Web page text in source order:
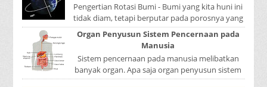
Pengertian Rotasi Bumi - Bumi yang kita huni ini
tidak diam, tetapi berputar pada porosnya yang
disebut rotasi bumi. Waktu yang diperlukan...
Organ Penyusun Sistem Pencernaan pada
Manusia
Sistem pencernaan pada manusia melibatkan
banyak organ. Apa saja organ penyusun sistem
pencernaan pada manusia ? Organ penyusun